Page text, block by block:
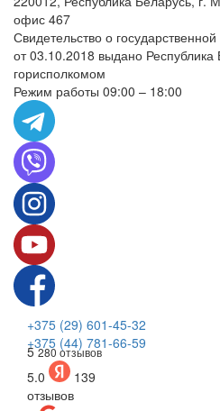
офис 467
Свидетельство о
от 03.10.2018 выдано
горисполкомом
Режим работы 09:00 – 18:00
+375 (29) 601-45-32
+375 (44) 781-66-59
5 280 отзывов
5.0
139
отзывов